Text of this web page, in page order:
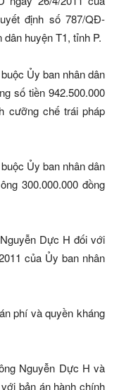
định số 787/QĐ-
huyện T1, tỉnh P.
Ủy ban nhân dân
số tiền 942.500.000
cưỡng chế trái pháp
Ủy ban nhân dân
300.000.000 đồng
Dực H đối với
của Ủy ban nhân
phí và quyền kháng
Nguyễn Dực H và
bản án hành chính